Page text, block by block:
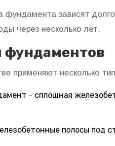
фундамента зависят
через несколько лет.
применяют несколько
- сплошная
полосы под